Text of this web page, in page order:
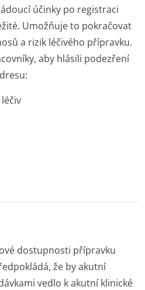
účinky po registraci
Umožňuje to pokračovat
a rizik léčivého přípravku.
aby hlásili podezření
dostupnosti přípravku
že by akutní
vedlo k akutní klinické